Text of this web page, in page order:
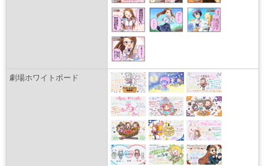
劇場ホワイトボード